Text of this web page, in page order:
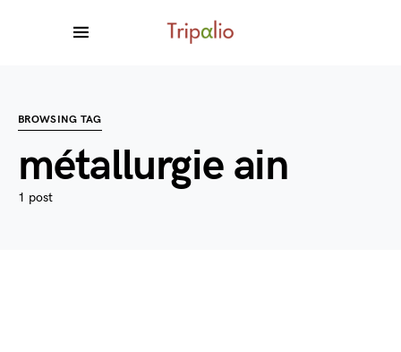
BROWSING TAG
métallurgie ain
1 post